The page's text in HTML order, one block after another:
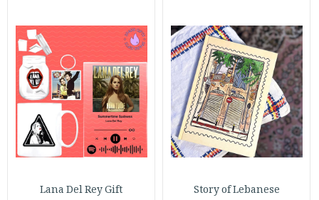
Story of Lebanese
Lana Del Rey Gift